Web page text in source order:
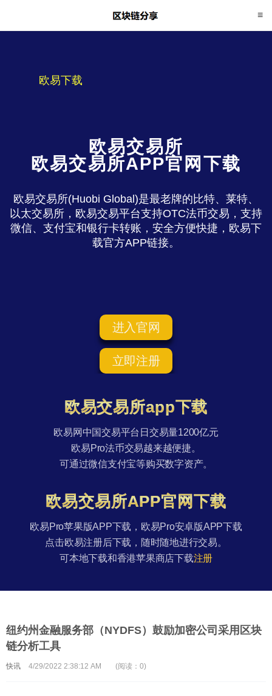
欧易下载
欧易交易所
欧易交易所APP官网下载
欧易交易所(Huobi Global)是最老牌的比特、莱特、
以太交易所，欧易交易平台支持OTC法币交易，支持
微信、支付宝和银行卡转账，安全方便快捷，欧易下
载官方APP链接。
进入官网
立即注册
欧易交易所app下载
欧易网中国交易平台日交易量1200亿元
欧易Pro法币交易越来越便捷。
可通过微信支付宝等购买数字资产。
欧易交易所APP官网下载
欧易Pro苹果版APP下载，欧易Pro安卓版APP下载
点击欧易注册后下载，随时随地进行交易。
可本地下载和香港苹果商店下载注册
纽约州金融服务部（NYDFS）鼓励加密公司采用区块
链分析工具
快讯 4/29/2022 2:38:12 AM (阅读：0)